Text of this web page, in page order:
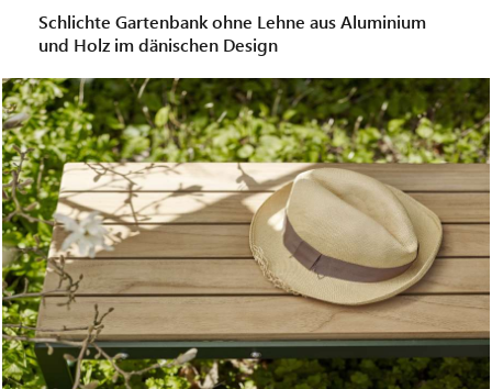
Schlichte Gartenbank ohne Lehne aus Aluminium
und Holz im dänischen Design